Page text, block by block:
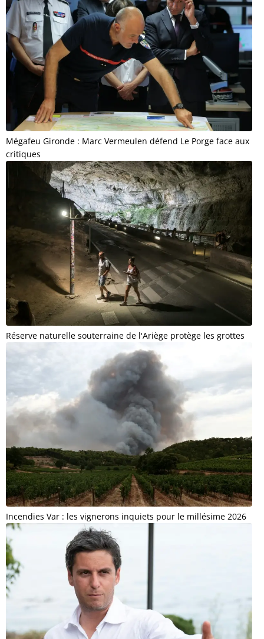
Mégafeu Gironde : Marc Vermeulen défend Le Porge face aux
critiques
Réserve naturelle souterraine de l'Ariège protège les grottes
Incendies Var : les vignerons inquiets pour le millésime 2026